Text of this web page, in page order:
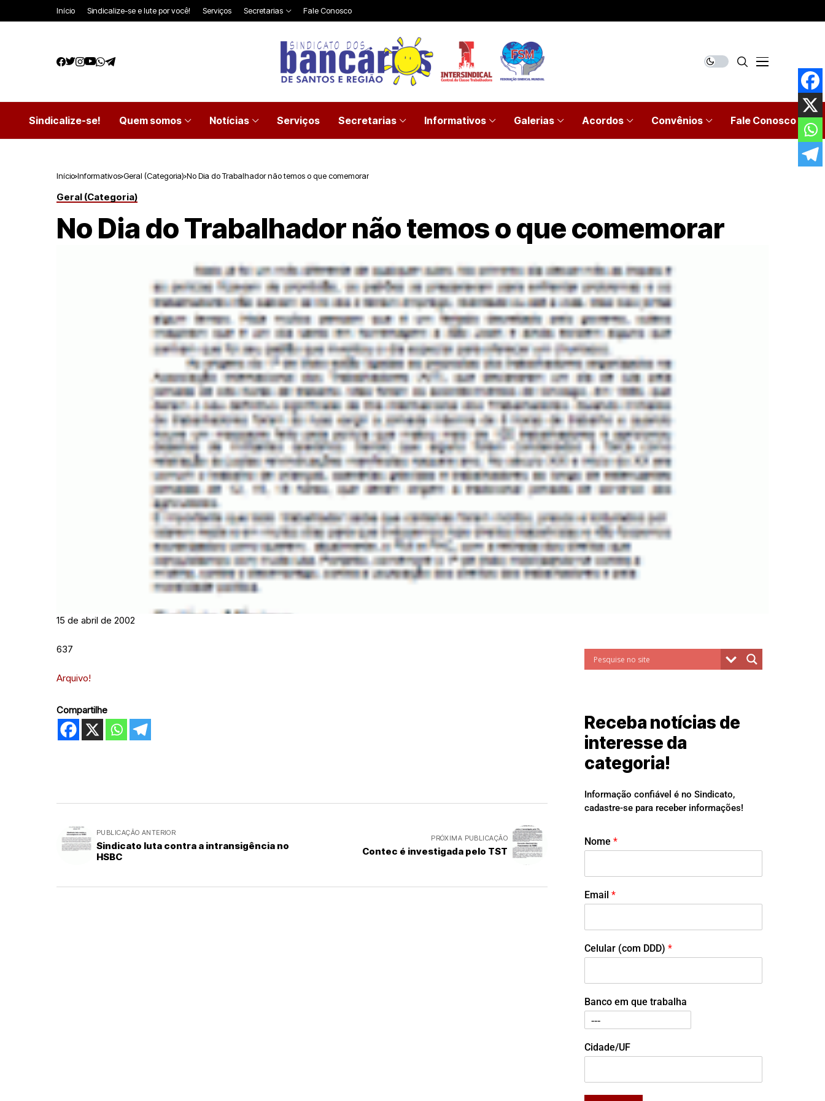
Início Sindicalize-se e lute por você! Serviços Secretarias Fale Conosco
Sindicalize-se! Quem somos Notícias Serviços Secretarias Informativos Galerias Acordos Convênios Fale Conosco
Início Informativos Geral (Categoria) No Dia do Trabalhador não temos o que comemorar
Geral (Categoria)
No Dia do Trabalhador não temos o que comemorar
15 de abril de 2002
637
Arquivo!
Compartilhe
PUBLICAÇÃO ANTERIOR
Sindicato luta contra a intransigência no
HSBC
PRÓXIMA PUBLICAÇÃO
Contec é investigada pelo TST
Receba notícias de
interesse da
categoria!
Informação confiável é no Sindicato,
cadastre-se para receber informações!
Nome *
Email *
Celular (com DDD) *
Banco em que trabalha
Cidade/UF